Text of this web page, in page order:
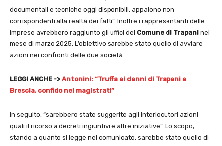
documentali e tecniche oggi disponibili, appaiono non
corrispondenti alla realtà dei fatti”. Inoltre i rappresentanti delle
imprese avrebbero raggiunto gli uffici del Comune di Trapani nel
mese di marzo 2025. L’obiettivo sarebbe stato quello di avviare
azioni nei confronti delle due società.
LEGGI ANCHE -> Antonini: “Truffa ai danni di Trapani e
Brescia, confido nei magistrati”
In seguito, “sarebbero state suggerite agli interlocutori azioni
quali il ricorso a decreti ingiuntivi e altre iniziative”. Lo scopo,
stando a quanto si legge nel comunicato, sarebbe stato quello di